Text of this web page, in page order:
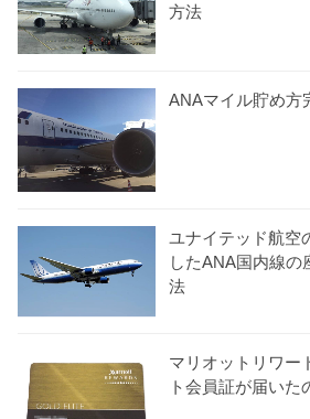
方法
ANAマイル貯め方
ユナイテッド航空
したANA国内線の
法
マリオットリワー
ト会員証が届いた